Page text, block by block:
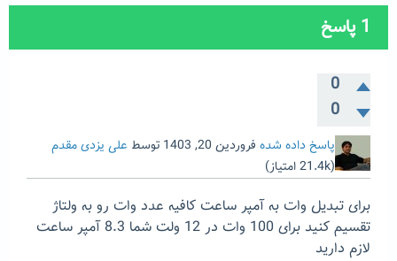
1پاسخ
0
0
پاسخ داده شده فروردین 20, 1403 توسط علی یزدی مقدم
(
21.4kامتیاز)
برای تبدیل وات به آمپر ساعت کافیه عدد وات رو به ولتاژ
تقسیم کنید برای 100 وات در 12 ولت شما 8.3 آمپر ساعت
لازم دارید